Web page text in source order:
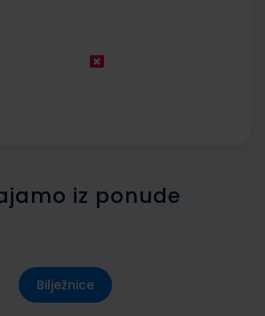
iz ponude
Bilježnice